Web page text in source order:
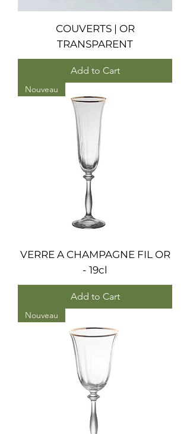
COUVERTS | OR
TRANSPARENT
Add to Cart
Nouveau
VERRE A CHAMPAGNE FIL OR
- 19cl
Add to Cart
Nouveau